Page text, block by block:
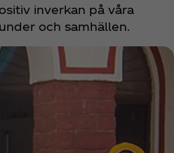
inverkan på våra
och samhällen.